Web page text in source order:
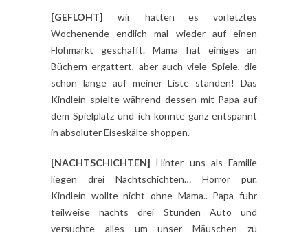
[GEFLOHT] wir hatten es vorletztes
Wochenende endlich mal wieder auf einen
Flohmarkt geschafft. Mama hat einiges an
Büchern ergattert, aber auch viele Spiele, die
schon lange auf meiner Liste standen! Das
Kindlein spielte während dessen mit Papa auf
dem Spielplatz und ich konnte ganz entspannt
in absoluter Eiseskälte shoppen.
[NACHTSCHICHTEN]Hinter uns als Familie
liegen drei Nachtschichten… Horror pur.
Kindlein wollte nicht ohne Mama.. Papa fuhr
teilweise nachts drei Stunden Auto und
versuchte alles um unser Mäuschen zu